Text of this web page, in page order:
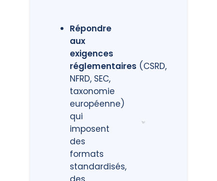
Répondre
aux
exigences
réglementaires (CSRD,
NFRD, SEC,
taxonomie
européenne)
qui
imposent
des
formats
standardisés,